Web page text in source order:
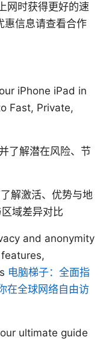
网时获得更好的速
惠信息请查看合作
iPhone iPad in
Fast, Private,
了解潜在风险、节
解激活、优势与地
域差异对比
and anonymity
电脑梯子：全面指
在全球网络自由访
ultimate guide